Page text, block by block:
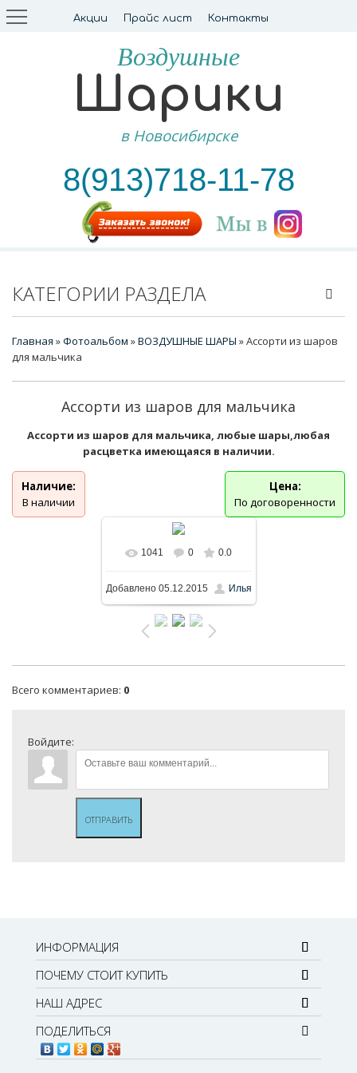
Акции Прайс лист Контакты
Воздушные
Шарики
в Новосибирске
8(913)718-11-78
КАТЕГОРИИ РАЗДЕЛА
Главная »Фотоальбом »ВОЗДУШНЫЕ ШАРЫ » Ассорти из шаров
для мальчика
Ассорти из шаров для мальчика
Ассорти из шаров для мальчика, любые шары,любая
расцветка имеющаяся в наличии.
Наличие:
В наличии
Цена:
По договоренности
1041 0 0.0
Добавлено05.12.2015 Илья
Всего комментариев: 0
Войдите:
ОТПРАВИТЬ
ИНФОРМАЦИЯ
ПОЧЕМУ СТОИТ КУПИТЬ
НАШ АДРЕС
ПОДЕЛИТЬСЯ